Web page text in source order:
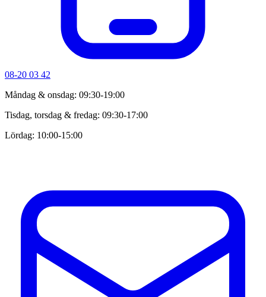
08-20 03 42
Måndag & onsdag: 09:30-19:00
Tisdag, torsdag & fredag: 09:30-17:00
Lördag: 10:00-15:00